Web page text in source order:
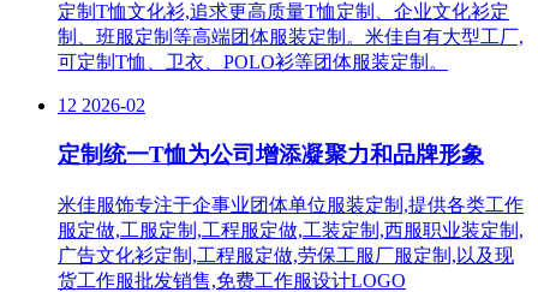
定制T恤文化衫,追求更高质量T恤定制、企业文化衫定
制、班服定制等高端团体服装定制。米佳自有大型工厂,
可定制T恤、卫衣、POLO衫等团体服装定制。
12 2026-02
定制统一T恤为公司增添凝聚力和品牌形象
米佳服饰专注于企事业团体单位服装定制,提供各类工作
服定做,工服定制,工程服定做,工装定制,西服职业装定制,
广告文化衫定制,工程服定做,劳保工服厂服定制,以及现
货工作服批发销售,免费工作服设计LOGO